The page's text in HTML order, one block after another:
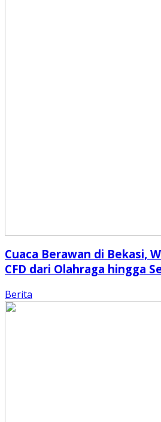
Cuaca Berawan di Bekasi,
CFD dari Olahraga hingga
Berita